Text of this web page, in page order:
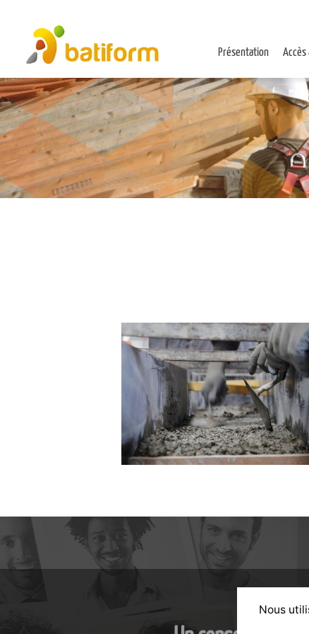
Présentation
Nous